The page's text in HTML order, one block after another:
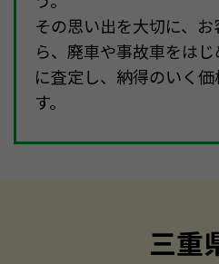
その思い出を大切に、
ら、廃車や事故車をは
に査定し、納得のいく
す。
三重